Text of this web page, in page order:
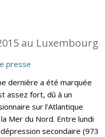
au Luxembourg
presse
dernière a été marquée
assez fort, dû à un
sur l’Atlantique
Mer du Nord. Entre lundi
secondaire (973